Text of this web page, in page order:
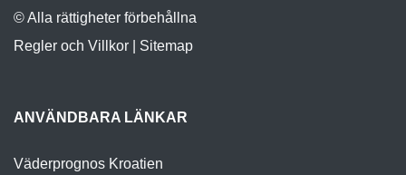
© Alla rättigheter förbehållna
Regler och Villkor
Sitemap
ANVÄNDBARA LÄNKAR
Väderprognos Kroatien